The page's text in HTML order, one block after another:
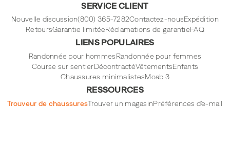
SERVICE CLIENT
Nouvelle discussion(800) 365-7282Contactez-nousExpédition
RetoursGarantie limitéeRéclamations de garantieFAQ
LIENS POPULAIRES
Randonnée pour hommesRandonnée pour femmes
Course sur sentierDécontractéVêtementsEnfants
Chaussures minimalistesMoab 3
RESSOURCES
Trouveur de chaussuresTrouver un magasinPréférences d'e-mail